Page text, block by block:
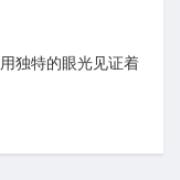
独特的眼光见证着